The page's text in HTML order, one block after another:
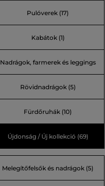
Pulóverek (17)
Kabátok (1)
Nadrágok, farmerek és leggings
(12)
Rövidnadrágok (5)
Fürdőruhák (10)
Újdonság / Új kollekció (69)
Melegítőfelsők és nadrágok (5)